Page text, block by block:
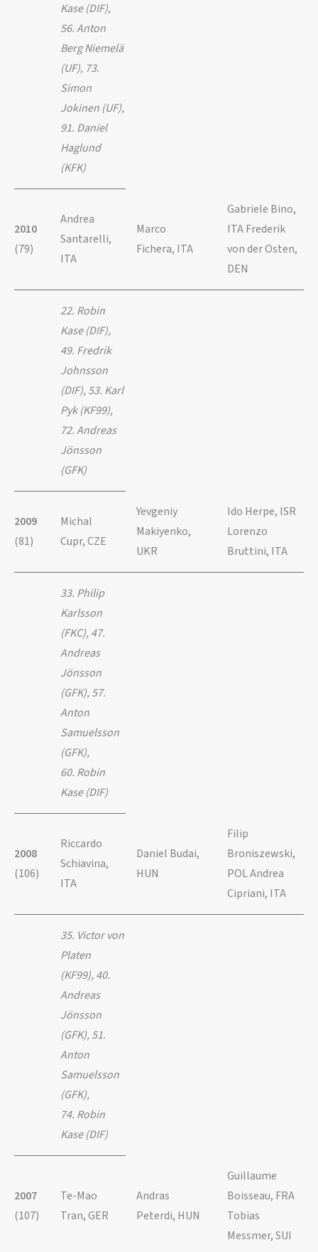
Kase (DIF),
56. Anton
Berg Niemelä
(UF), 73.
Simon
Jokinen (UF),
91. Daniel
Haglund
(KFK)
2010
(79)
Andrea
Santarelli,
ITA
Marco
Fichera, ITA
Gabriele Bino,
ITA Frederik
von der Osten,
DEN
22. Robin
Kase (DIF),
49. Fredrik
Johnsson
(DIF), 53. Karl
Pyk (KF99),
72. Andreas
Jönsson
(GFK)
2009
(81)
Michal
Cupr, CZE
Yevgeniy
Makiyenko,
UKR
Ido Herpe, ISR
Lorenzo
Bruttini, ITA
33. Philip
Karlsson
(FKC), 47.
Andreas
Jönsson
(GFK), 57.
Anton
Samuelsson
(GFK),
60. Robin
Kase (DIF)
2008
(106)
Riccardo
Schiavina,
ITA
Daniel Budai,
HUN
Filip
Broniszewski,
POL Andrea
Cipriani, ITA
35. Victor von
Platen
(KF99), 40.
Andreas
Jönsson
(GFK), 51.
Anton
Samuelsson
(GFK),
74. Robin
Kase (DIF)
2007
(107)
Te-Mao
Tran, GER
Andras
Peterdi, HUN
Guillaume
Boisseau, FRA
Tobias
Messmer, SUI